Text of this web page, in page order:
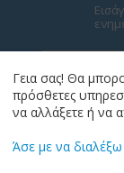
Γεια σας! Θα
πρόσθετες
να αλλάξετε ή να
Άσε με να διαλέξω